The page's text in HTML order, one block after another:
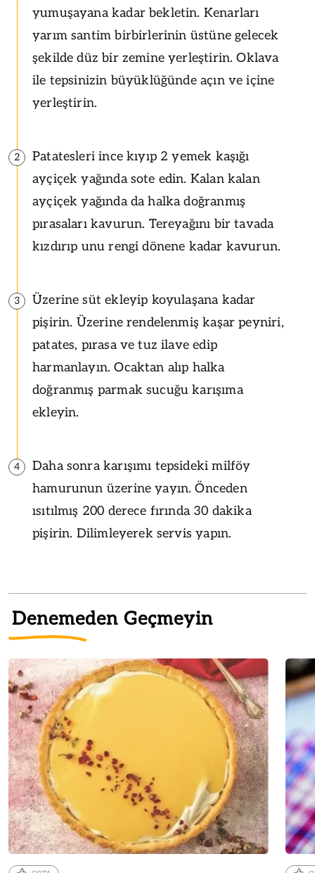
yumuşayana kadar bekletin. Kenarları
yarım santim birbirlerinin üstüne gelecek
şekilde düz bir zemine yerleştirin. Oklava
ile tepsinizin büyüklüğünde açın ve içine
yerleştirin.
2
Patatesleri ince kıyıp 2 yemek kaşığı
ayçiçek yağında sote edin. Kalan kalan
ayçiçek yağında da halka doğranmış
pırasaları kavurun. Tereyağını bir tavada
kızdırıp unu rengi dönene kadar kavurun.
3
Üzerine süt ekleyip koyulaşana kadar
pişirin. Üzerine rendelenmiş kaşar peyniri,
patates, pırasa ve tuz ilave edip
harmanlayın. Ocaktan alıp halka
doğranmış parmak sucuğu karışıma
ekleyin.
4
Daha sonra karışımı tepsideki milföy
hamurunun üzerine yayın. Önceden
ısıtılmış 200 derece fırında 30 dakika
pişirin. Dilimleyerek servis yapın.
Denemeden Geçmeyin